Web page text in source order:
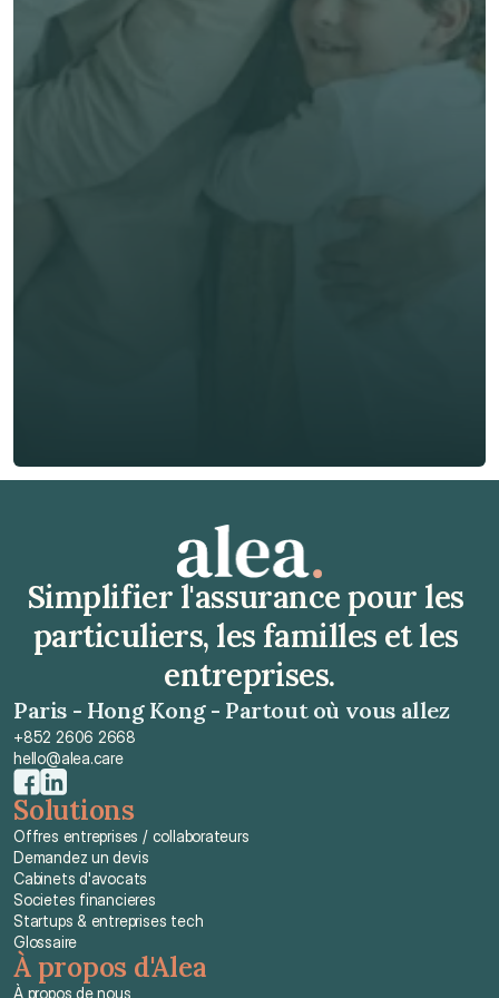
Comparer mes
options!
Obtenir un devis gratuit
Simplifier l'assurance pour les
particuliers, les familles et les
entreprises.
Paris - Hong Kong - Partout où vous allez
+852 2606 2668
hello@alea.care
Solutions
Offres entreprises / collaborateurs
Demandez un devis
Cabinets d'avocats
Societes financieres
Startups & entreprises tech
Glossaire
À propos d'Alea
À propos de nous